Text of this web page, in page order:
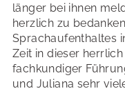
länger bei ihnen
herzlich zu
Sprachaufenthaltes
Zeit in dieser
fachkundiger
und Juliana sehr